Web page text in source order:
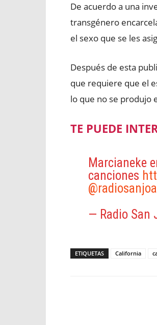
De acuerdo a una
transgénero
el sexo que se les
Después de esta
que requiere que el
lo que no se produjo
TE PUEDE
Marcianeke
canciones
— Radio San
ETIQUETAS California